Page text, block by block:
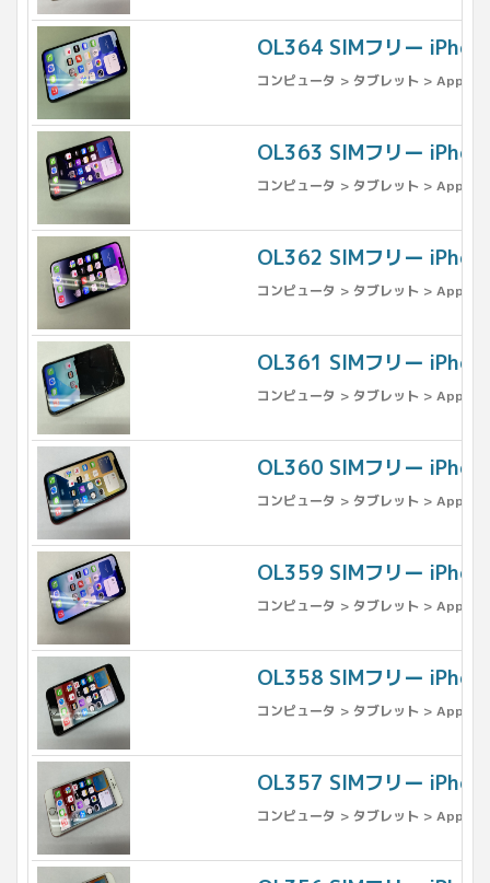
OL364 SIMフリー
コンピュータ > タブレット > Apple
OL363 SIMフリー
コンピュータ > タブレット > Apple
OL362 SIMフリー
コンピュータ > タブレット > Apple
OL361 SIMフリー
コンピュータ > タブレット > Apple
OL360 SIMフリー
コンピュータ > タブレット > Apple
OL359 SIMフリー
コンピュータ > タブレット > Apple
OL358 SIMフリー
コンピュータ > タブレット > Apple
OL357 SIMフリー
コンピュータ > タブレット > Apple